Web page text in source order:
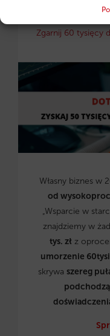
Zgarnij 60 tysięcy
Własny biznes w
od
„Wsparcie w
znajdziemy w
tys. zł z
umorzenie
skrywa szereg